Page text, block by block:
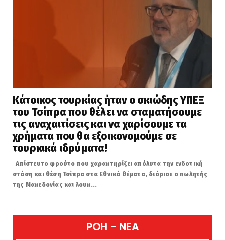
Κάτοικος τουρκίας ήταν ο σκιώδης ΥΠΕΞ
του Τσίπρα που θέλει να σταματήσουμε
τις αναχαιτίσεις και να χαρίσουμε τα
χρήματα που θα εξοικονομούμε σε
τουρκικά ιδρύματα!
Απίστευτο φρούτο που χαρακτηρίζει απόλυτα την ενδοτική
στάση και θέση Τσίπρα στα Εθνικά θέματα, διόρισε ο πωλητής
της Μακεδονίας και λουκ...
POH - NEA